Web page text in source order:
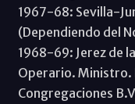
1967-68: Sevilla-
(Dependiendo del
1968-69: Jerez de
Operario. Ministro.
Congregaciones